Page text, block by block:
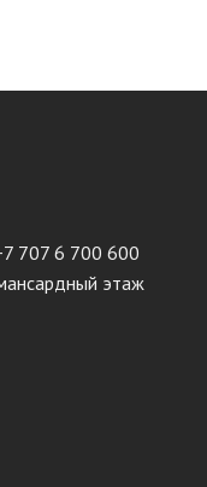
707 6 700 600
этаж